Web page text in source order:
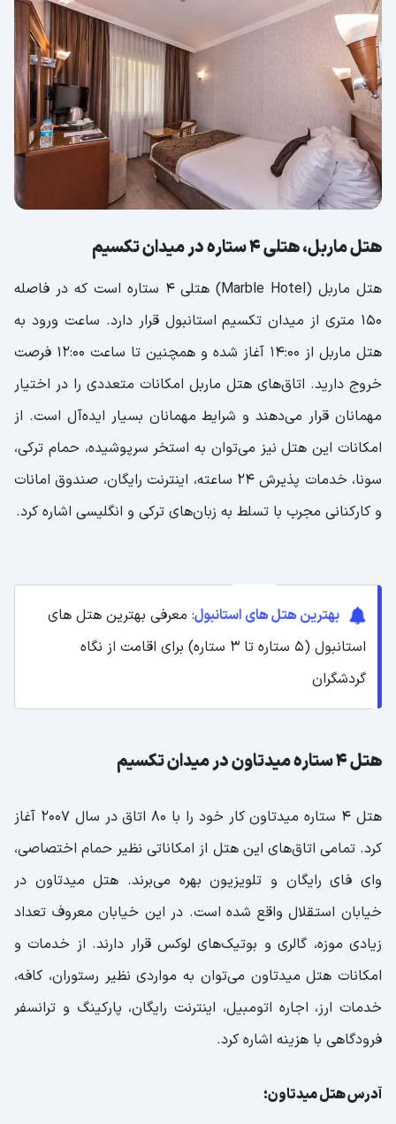
هتل ماربل، هتلی 4 ستاره در میدان تکسیم
هتل ماربل (Marble Hotel) هتلی 4 ستاره است که در فاصله
150 متری از میدان تکسیم استانبول قرار دارد. ساعت ورود به
هتل ماربل از 14:00 آغاز شده و همچنین تا ساعت 12:00 فرصت
خروج دارید. اتاق‌های هتل ماربل امکانات متعددی را در اختیار
مهمانان قرار می‌دهند و شرایط مهمانان بسیار ایده‌آل است. از
امکانات این هتل نیز می‌توان به استخر سرپوشیده، حمام ترکی،
سونا، خدمات پذیرش 24 ساعته، اینترنت رایگان، صندوق امانات
و کارکنانی مجرب با تسلط به زبان‌های ترکی و انگلیسی اشاره کرد.
بهترین هتل های استانبول: معرفی بهترین هتل های
استانبول (5 ستاره تا 3 ستاره) برای اقامت از نگاه
گردشگران
هتل 4 ستاره میدتاون در میدان تکسیم
هتل 4 ستاره میدتاون کار خود را با 80 اتاق در سال 2007 آغاز
کرد. تمامی اتاق‌های این هتل از امکاناتی نظیر حمام اختصاصی،
وای فای رایگان و تلویزیون بهره می‌برند. هتل میدتاون در
خیابان استقلال واقع شده است. در این خیابان معروف تعداد
زیادی موزه، گالری و بوتیک‌های لوکس قرار دارند. از خدمات و
امکانات هتل میدتاون می‌توان به مواردی نظیر رستوران، کافه،
خدمات ارز، اجاره اتومبیل، اینترنت رایگان، پارکینگ و ترانسفر
فرودگاهی با هزینه اشاره کرد.
آدرس هتل میدتاون: